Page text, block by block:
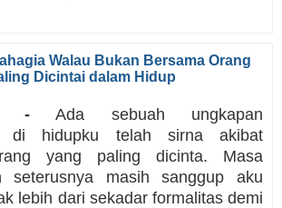
Walau Bukan Bersama Orang
Dicintai dalam Hidup
-Ada sebuah ungkapan
di hidupku telah sirna akibat
yang paling dicinta. Masa
seterusnya masih sanggup aku
lebih dari sekadar formalitas demi